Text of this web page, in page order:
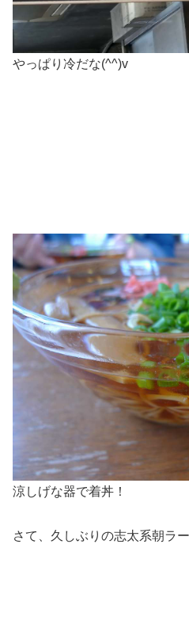
やっぱり冷だな(^^)v
涼しげな器で着丼！
さて、久しぶりの志太系朝ラ